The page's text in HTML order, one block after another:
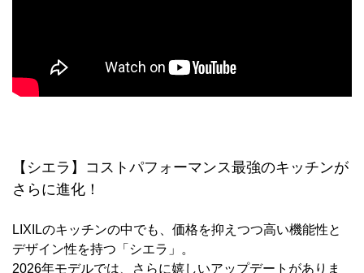
【シエラ】コストパフォーマンス最強のキッチンが
さらに進化！
LIXILのキッチンの中でも、価格を抑えつつ高い機能性と
デザイン性を持つ「シエラ」。
2026年モデルでは、さらに嬉しいアップデートがありま